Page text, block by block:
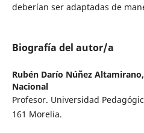
deberían ser adaptadas de
Biografía del autor/a
Rubén Darío Núñez Altamirano,
Nacional
Profesor. Universidad
161 Morelia.